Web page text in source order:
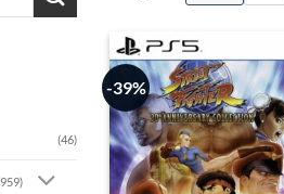
(46)
-39%